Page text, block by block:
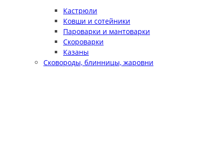
Кастрюли
Ковши и сотейники
Пароварки и мантоварки
Скороварки
Казаны
Сковороды, блинницы, жаровни